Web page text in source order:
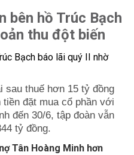
bên hồ Trúc Bạch
thu đột biến
sau thuế hơn 15 tỷ đồng
đặt mua cổ phần với
đến 30/6, tập đoàn vẫn
tỷ đồng.
Tân Hoàng Minh hơn